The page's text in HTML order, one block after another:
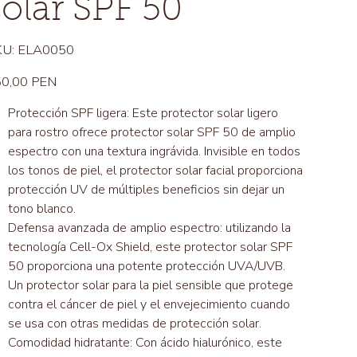
SPF 50
SKU
ELA0050
ELA0050
PEN
Protección SPF ligera: Este protector solar ligero
para rostro ofrece protector solar SPF 50 de amplio
espectro con una textura ingrávida. Invisible en todos
los tonos de piel, el protector solar facial proporciona
protección UV de múltiples beneficios sin dejar un
tono blanco.
Defensa avanzada de amplio espectro: utilizando la
tecnología Cell-Ox Shield, este protector solar SPF
50 proporciona una potente protección UVA/UVB.
Un protector solar para la piel sensible que protege
contra el cáncer de piel y el envejecimiento cuando
se usa con otras medidas de protección solar.
Comodidad hidratante: Con ácido hialurónico, este